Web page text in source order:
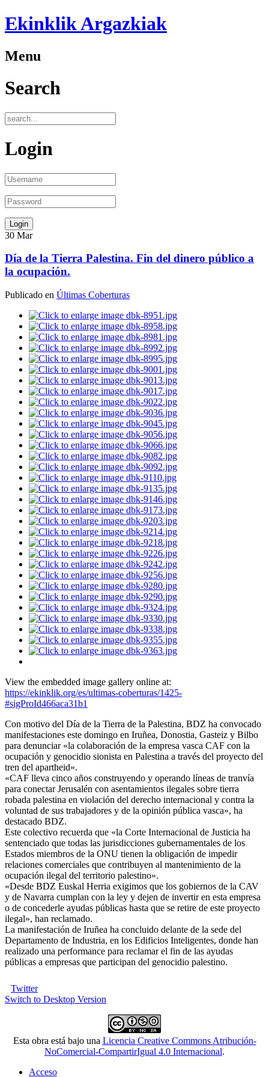
Ekinklik Argazkiak
Menu
Search
Login
30 Mar
Día de la Tierra Palestina. Fin del dinero público a
la ocupación.
Publicado en Últimas Coberturas
View the embedded image gallery online at:
https://ekinklik.org/es/ultimas-coberturas/1425-
#sigProId466aca31b1
Con motivo del Día de la Tierra de la Palestina, BDZ ha convocado
manifestaciones este domingo en Iruñea, Donostia, Gasteiz y Bilbo
para denunciar «la colaboración de la empresa vasca CAF con la
ocupación y genocidio sionista en Palestina a través del proyecto del
tren del apartheid».
«CAF lleva cinco años construyendo y operando líneas de tranvía
para conectar Jerusalén con asentamientos ilegales sobre tierra
robada palestina en violación del derecho internacional y contra la
voluntad de sus trabajadores y de la opinión pública vasca», ha
destacado BDZ.
Este colectivo recuerda que «la Corte Internacional de Justicia ha
sentenciado que todas las jurisdicciones gubernamentales de los
Estados miembros de la ONU tienen la obligación de impedir
relaciones comerciales que contribuyen al mantenimiento de la
ocupación ilegal del territorio palestino».
«Desde BDZ Euskal Herria exigimos que los gobiernos de la CAV
y de Navarra cumplan con la ley y dejen de invertir en esta empresa
o de concederle ayudas públicas hasta que se retire de este proyecto
ilegal», han reclamado.
La manifestación de Iruñea ha concluido delante de la sede del
Departamento de Industria, en los Edificios Inteligentes, donde han
realizado una performance para reclamar el fin de las ayudas
públicas a empresas que participan del genocidio palestino.
Twitter
Switch to Desktop Version
Esta obra está bajo una Licencia Creative Commons Atribución-
NoComercial-CompartirIgual 4.0 Internacional.
Acceso